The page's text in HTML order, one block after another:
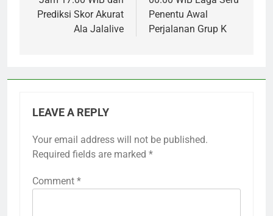
Prediksi Skor Akurat
Ala Jalalive
Penentu Awal
Perjalanan Grup K
LEAVE A REPLY
Your email address will not be published.
Required fields are marked *
Comment *